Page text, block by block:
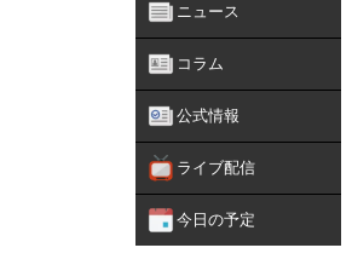
ニュース
コラム
公式情報
ライブ配信
今日の予定